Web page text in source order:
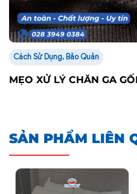
Cách Sử Dụng, Bảo Quản
MẸO XỬ LÝ CHĂN GA
SẢN PHẨM LIÊN